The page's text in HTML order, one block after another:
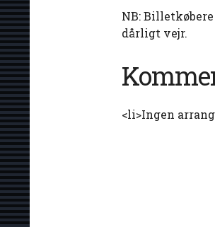
NB:
dårligt vejr.
<li>Ingen